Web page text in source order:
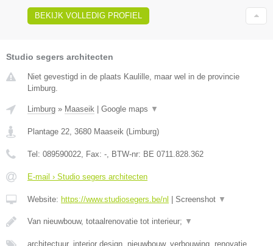
BEKIJK VOLLEDIG PROFIEL
Studio segers architecten
Niet gevestigd in de plaats Kaulille, maar wel in de provincie
Limburg.
Limburg » Maaseik Google maps ▼
Plantage 22 3680 Maaseik ( Limburg)
Tel: 089590022 , Fax: - , BTW-nr: BE 0711.828.362
E-mail › Studio segers architecten
Website: https://www.studiosegers.be/nl Screenshot ▼
Van nieuwbouw, totaalrenovatie tot interieur; ▼
architectuur, interior design, nieuwbouw, verbouwing, renovatie,